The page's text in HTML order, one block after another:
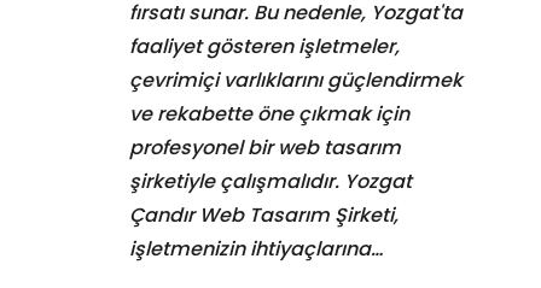
fırsatı sunar. Bu nedenle, Yozgat'ta
faaliyet gösteren işletmeler,
çevrimiçi varlıklarını güçlendirmek
ve rekabette öne çıkmak için
profesyonel bir web tasarım
şirketiyle çalışmalıdır. Yozgat
Çandır Web Tasarım Şirketi,
işletmenizin ihtiyaçlarına…